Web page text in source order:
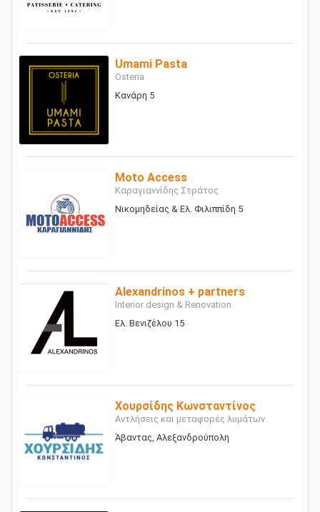
Umami Pasta
Osteria
Κανάρη 5
Moto Access
Καραγιαννίδης Στράτος
Νικομηδείας & Ελ. Φιλιππίδη 5
Alexandrinos + partners
Interior design & Renovation
Ελ. Βενιζέλου 15
Χουρσίδης Κωνσταντίνος
Αντλήσεις και μεταφορές λυμάτων
Άβαντας, Αλεξανδρούπολη